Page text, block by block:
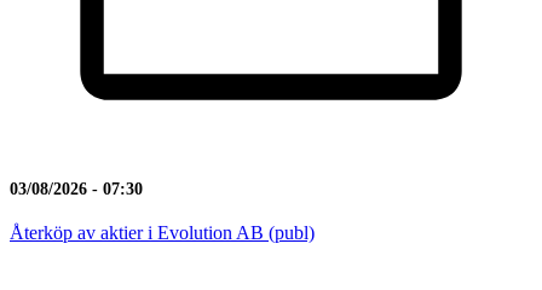
03/08/2026 - 07:30
Återköp av aktier i Evolution AB (publ)